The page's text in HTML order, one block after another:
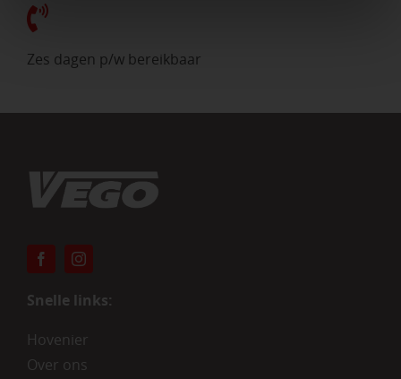
Zes dagen p/w bereikbaar
Snelle links:
Hovenier
Over ons